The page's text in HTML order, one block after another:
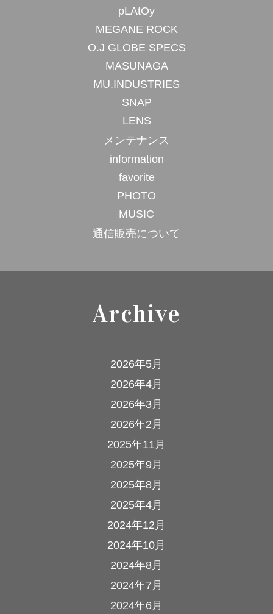
pLAtOy
MEGANE ROCK
O.J GLOBE SPECS
MASUNAGA
MU.INDUSTRIES
SNAP
LENS
メンテナンス
information
favorite
PHOTO
MUSIC
通信販売について
Archive
2026年5月
2026年4月
2026年3月
2026年2月
2025年11月
2025年9月
2025年8月
2025年4月
2024年12月
2024年10月
2024年8月
2024年7月
2024年6月